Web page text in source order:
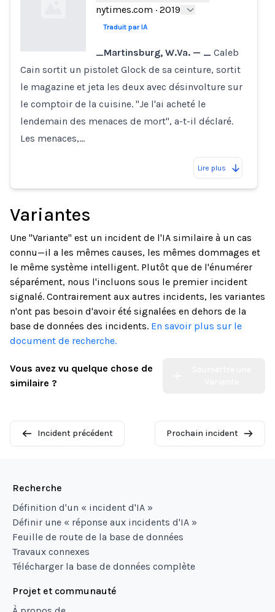
nytimes.com · 2019
Traduit par IA
_Martinsburg, W.Va. — _ Caleb
Cain sortit un pistolet Glock de sa ceinture, sortit
le magazine et jeta les deux avec désinvolture sur
le comptoir de la cuisine. "Je l'ai acheté le
lendemain des menaces de mort", a-t-il déclaré.
Les menaces,…
Lire plus
Variantes
Une "Variante" est un incident de l'IA similaire à un cas
connu—il a les mêmes causes, les mêmes dommages et
le même système intelligent. Plutôt que de l'énumérer
séparément, nous l'incluons sous le premier incident
signalé. Contrairement aux autres incidents, les variantes
n'ont pas besoin d'avoir été signalées en dehors de la
base de données des incidents. En savoir plus sur le
document de recherche.
Vous avez vu quelque chose de
similaire ?
Incident précédent Prochain incident
Recherche
Définition d'un « incident d'IA »
Définir une « réponse aux incidents d'IA »
Feuille de route de la base de données
Travaux connexes
Télécharger la base de données complète
Projet et communauté